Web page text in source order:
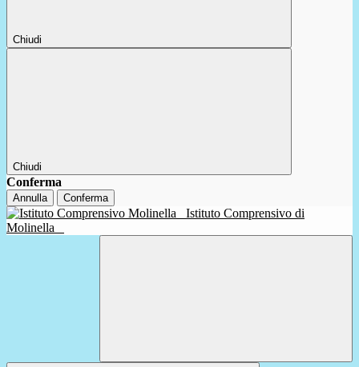
Chiudi
Chiudi
Conferma
Annulla Conferma
Istituto Comprensivo di
Molinella